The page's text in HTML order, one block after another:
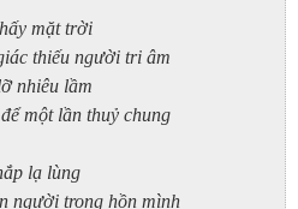
mặt trời
thiếu người tri âm
nhiêu lầm
một lần thuỷ chung
lạ lùng
người trong hồn mình